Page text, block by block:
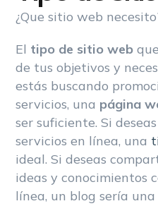
¿Que sitio web
El tipo de sitio web
de tus objetivos y
estás buscando
servicios, una página
ser suficiente. Si
servicios en línea, una
ideal. Si deseas
ideas y conocimientos
línea, un blog sería